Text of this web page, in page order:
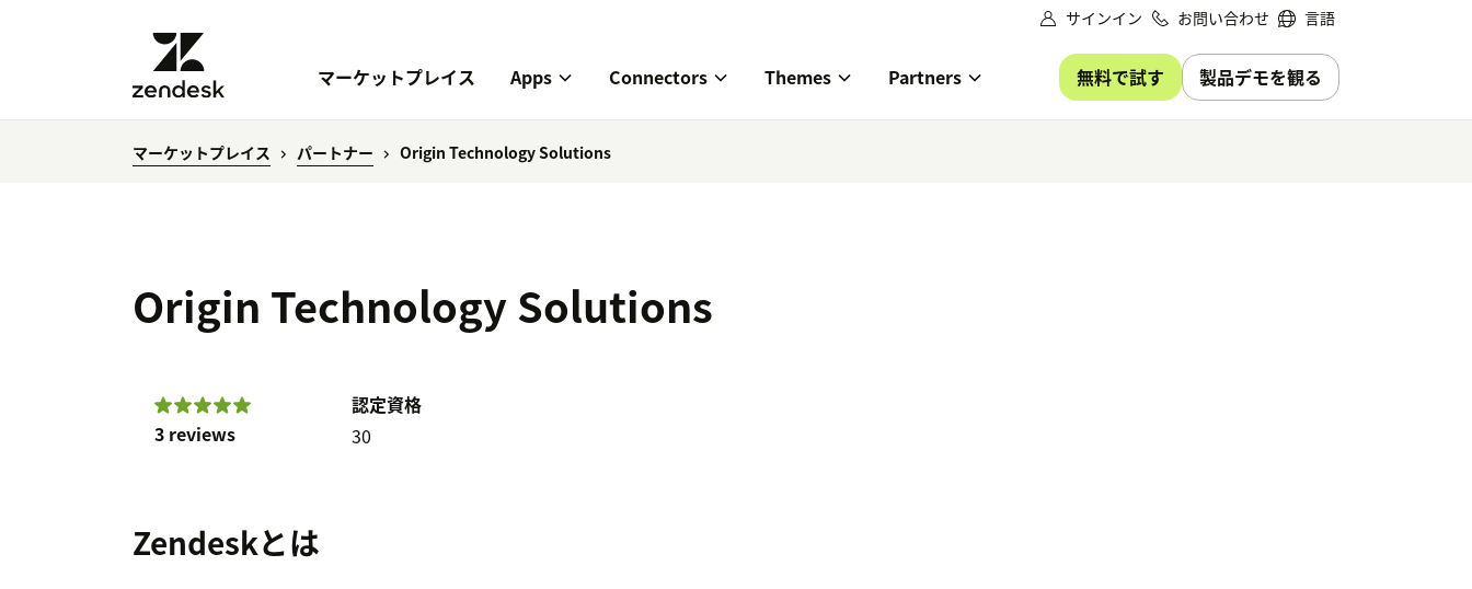
サインイン お問い合わせ 言語
マーケットプレイス Apps Connectors Themes Partners 無料で試す 製品デモを観る
マーケットプレイス パートナー Origin Technology Solutions
Origin Technology Solutions
3 reviews
認定資格
30
Zendeskとは